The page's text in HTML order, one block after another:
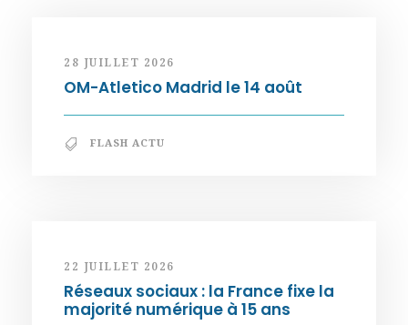
28 JUILLET 2026
OM-Atletico Madrid le 14 août
FLASH ACTU
22 JUILLET 2026
Réseaux sociaux : la France fixe la
majorité numérique à 15 ans